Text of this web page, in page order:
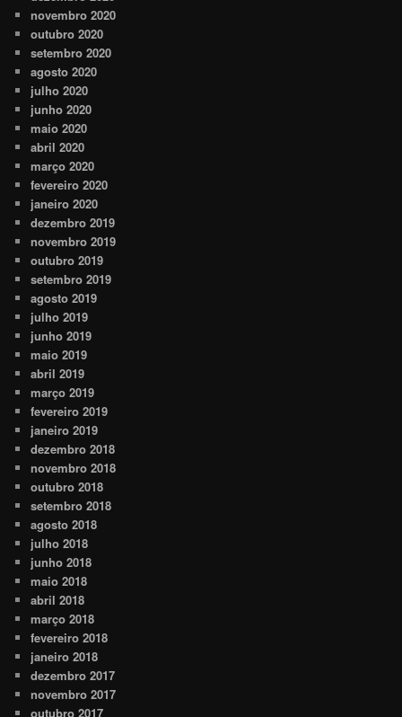
novembro 2020
outubro 2020
setembro 2020
agosto 2020
julho 2020
junho 2020
maio 2020
abril 2020
março 2020
fevereiro 2020
janeiro 2020
dezembro 2019
novembro 2019
outubro 2019
setembro 2019
agosto 2019
julho 2019
junho 2019
maio 2019
abril 2019
março 2019
fevereiro 2019
janeiro 2019
dezembro 2018
novembro 2018
outubro 2018
setembro 2018
agosto 2018
julho 2018
junho 2018
maio 2018
abril 2018
março 2018
fevereiro 2018
janeiro 2018
dezembro 2017
novembro 2017
outubro 2017